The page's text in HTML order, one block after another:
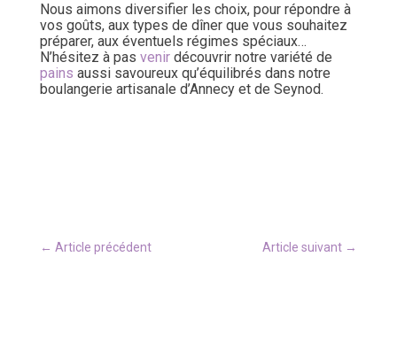
Nous aimons diversifier les choix, pour répondre à
vos goûts, aux types de dîner que vous souhaitez
préparer, aux éventuels régimes spéciaux…
N’hésitez à pas venirdécouvrir notre variété de
pains aussi savoureux qu’équilibrés dans notre
boulangerie artisanale d’Annecy et de Seynod.
← Article précédent Article suivant →